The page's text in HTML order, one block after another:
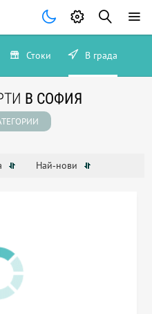
Стоки В града
В СОФИЯ
Най-нови